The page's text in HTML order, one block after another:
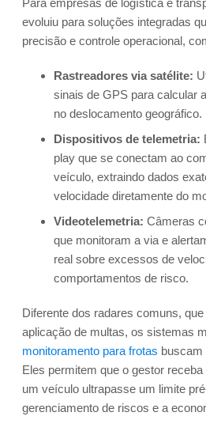
Para empresas de logística e
evoluiu para soluções integradas
precisão e controle operacional,
Rastreadores via satélite:
sinais de GPS para calcular
no deslocamento geográfico.
Dispositivos de telemetria:
play que se conectam ao
veículo, extraindo dados
velocidade diretamente do
Videotelemetria: Câmeras
que monitoram a via e
real sobre excessos de
comportamentos de risco.
Diferente dos radares comuns,
aplicação de multas, os sistemas
monitoramento para frotas buscam
Eles permitem que o gestor
um veículo ultrapasse um limite
gerenciamento de riscos e a